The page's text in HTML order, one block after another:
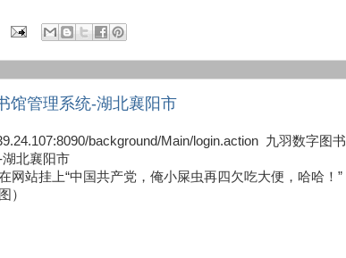
馆管理系统-湖北襄阳市
background/Main/login.action 九羽数字图书
北襄阳市
网站挂上“中国共产党，俺小屎虫再四欠吃大便，哈哈！”
）